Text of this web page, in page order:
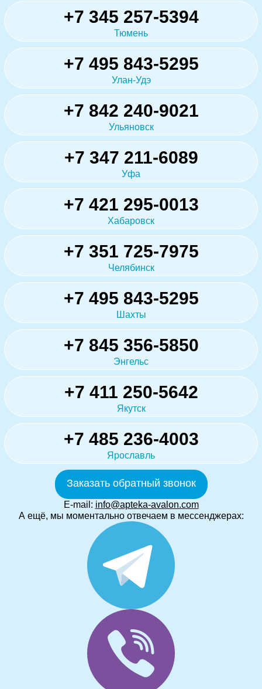
+7 345 257-5394
Тюмень
+7 495 843-5295
Улан-Удэ
+7 842 240-9021
Ульяновск
+7 347 211-6089
Уфа
+7 421 295-0013
Хабаровск
+7 351 725-7975
Челябинск
+7 495 843-5295
Шахты
+7 845 356-5850
Энгельс
+7 411 250-5642
Якутск
+7 485 236-4003
Ярославль
Заказать обратный звонок
E-mail: info@apteka-avalon.com
А ещё, мы моментально отвечаем в мессенджерах: